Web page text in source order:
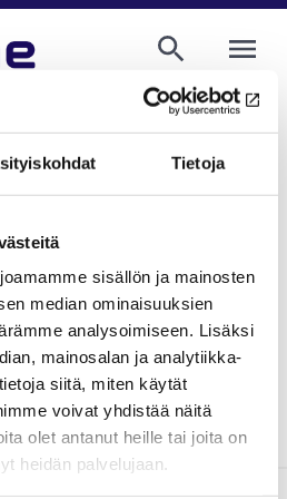
Tietoja
sisällön ja mainosten
median ominaisuuksien
analysoimiseen. Lisäksi
mainosalan ja analytiikka-
siitä, miten käytät
voivat yhdistää näitä
olet antanut heille tai joita on
heidän palvelujaan.
Specialist, Finnish
for Health and Welfare
7392